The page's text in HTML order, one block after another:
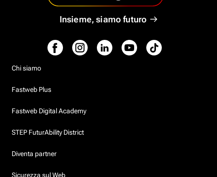
Insieme, siamo futuro
Chi siamo
Fastweb Plus
Fastweb Digital Academy
STEP FuturAbility District
Diventa partner
Sicurezza sul Web